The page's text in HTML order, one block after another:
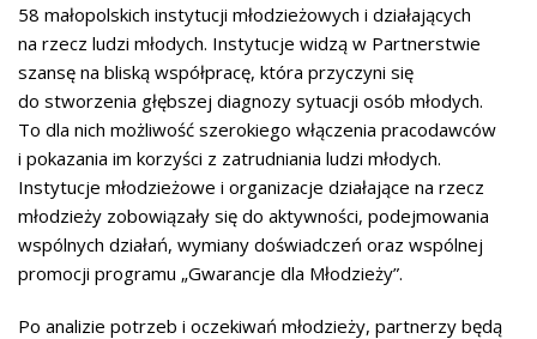
58 małopolskich instytucji młodzieżowych i działających
na rzecz ludzi młodych. Instytucje widzą w Partnerstwie
szansę na bliską współpracę, która przyczyni się
do stworzenia głębszej diagnozy sytuacji osób młodych.
To dla nich możliwość szerokiego włączenia pracodawców
i pokazania im korzyści z zatrudniania ludzi młodych.
Instytucje młodzieżowe i organizacje działające na rzecz
młodzieży zobowiązały się do aktywności, podejmowania
wspólnych działań, wymiany doświadczeń oraz wspólnej
promocji programu „Gwarancje dla Młodzieży”.
Po analizie potrzeb i oczekiwań młodzieży, partnerzy będą